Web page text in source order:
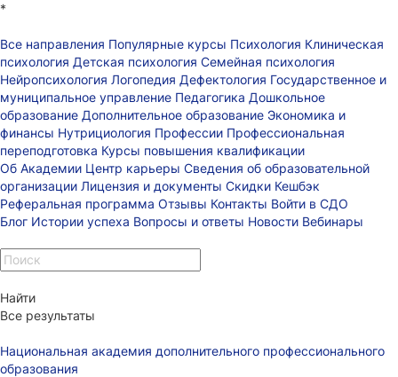
*
Все направления Популярные курсы Психология Клиническая
психология Детская психология Семейная психология
Нейропсихология Логопедия Дефектология Государственное и
муниципальное управление Педагогика Дошкольное
образование Дополнительное образование Экономика и
финансы Нутрициология Профессии Профессиональная
переподготовка Курсы повышения квалификации
Об Академии Центр карьеры Сведения об образовательной
организации Лицензия и документы Скидки Кешбэк
Реферальная программа Отзывы Контакты Войти в СДО
Блог Истории успеха Вопросы и ответы Новости Вебинары
Найти
Все результаты
Национальная академия дополнительного профессионального
образования